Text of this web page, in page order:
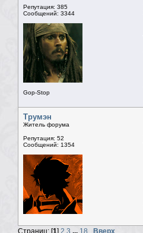
Репутация: 385
Сообщений: 3344
Gop-Stop
Трумэн
Житель форума
Репутация: 52
Сообщений: 1354
Страниц: [1] 2 3 ... 18 Вверх